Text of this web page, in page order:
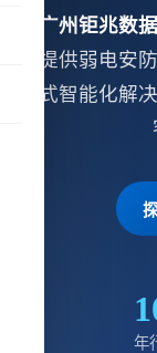
广州钜兆数
提供弱电安
式智能化解
年